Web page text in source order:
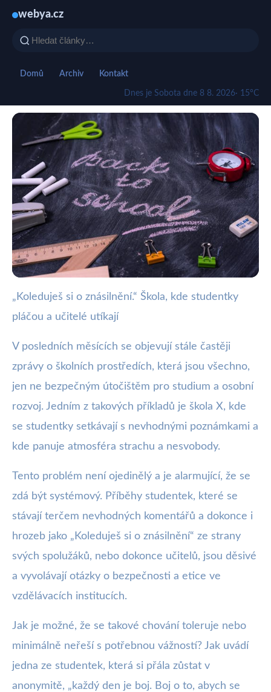
webya.cz
Domů Archiv Kontakt
Dnes je Sobota dne 8 8. 2026· 15°C
webya.cz
Alarmující škola: Studentky v
slzách, učitelé rezignují
14. 2. 2026 · 3 min čtení · Autor: Milan Jiránek
„Koleduješ si o znásilnění.“ Škola, kde studentky
pláčou a učitelé utíkají
V posledních měsících se objevují stále častěji
zprávy o školních prostředích, která jsou všechno,
jen ne bezpečným útočištěm pro studium a osobní
rozvoj. Jedním z takových příkladů je škola X, kde
se studentky setkávají s nevhodnými poznámkami a
kde panuje atmosféra strachu a nesvobody.
Tento problém není ojedinělý a je alarmující, že se
zdá být systémový. Příběhy studentek, které se
stávají terčem nevhodných komentářů a dokonce i
hrozeb jako „Koleduješ si o znásilnění“ ze strany
svých spolužáků, nebo dokonce učitelů, jsou děsivé
a vyvolávají otázky o bezpečnosti a etice ve
vzdělávacích institucích.
Jak je možné, že se takové chování toleruje nebo
minimálně neřeší s potřebnou vážností? Jak uvádí
jedna ze studentek, která si přála zůstat v
anonymitě, „každý den je boj. Boj o to, abych se